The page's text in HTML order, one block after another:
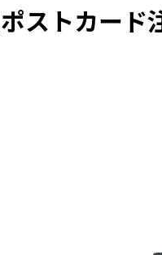
ストカード